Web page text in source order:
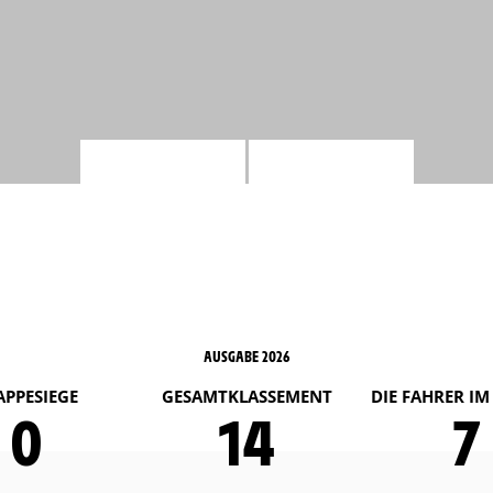
AUSGABE 2026
0
GESAMTKLASSEMENT
14
DIE FAHRER
7